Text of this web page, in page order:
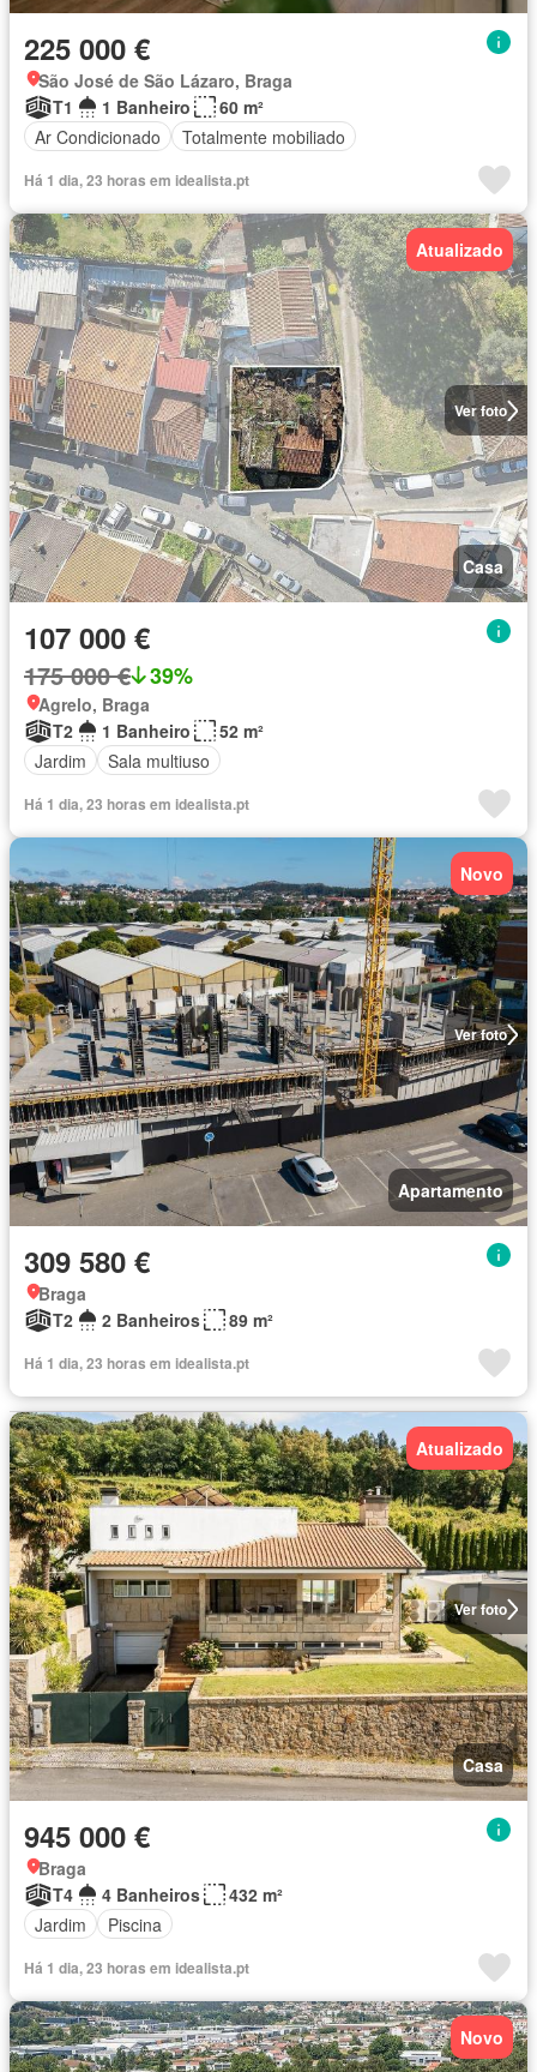
225 000 €
São José de São Lázaro, Braga
T1
1 Banheiro
60 m²
Ar Condicionado
Totalmente mobiliado
Há 1 dia, 23 horas em idealista.pt
Ver foto
Atualizado
Casa
107 000 €
175 000 € 39%
Agrelo, Braga
T2
1 Banheiro
52 m²
Jardim
Sala multiuso
Há 1 dia, 23 horas em idealista.pt
Ver foto
Novo
Apartamento
309 580 €
Braga
T2
2 Banheiros 89 m²
Há 1 dia, 23 horas em idealista.pt
Ver foto
Atualizado
Casa
945 000 €
Braga
T4
4 Banheiros
432 m²
Jardim
Piscina
Há 1 dia, 23 horas em idealista.pt
Novo